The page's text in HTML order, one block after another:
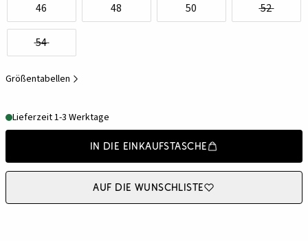
46 48 50 52
54
Größentabellen
Lieferzeit 1-3 Werktage
In die Einkaufstasche
Auf die Wunschliste